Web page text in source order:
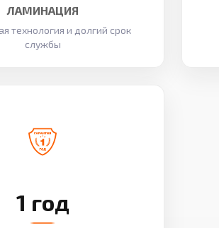
ЛАМИНАЦИЯ
технология и долгий срок
службы
1 год